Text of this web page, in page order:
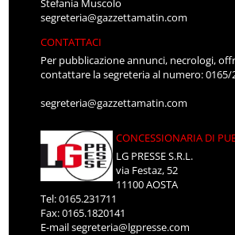
Stefania Muscolo
segreteria@gazzettamatin.com
CONTATTACI
Per pubblicazione annunci, necrologi,
contattare la segreteria al numero: 0165/
segreteria@gazzettamatin.com
CONCESSIONARIA DI
LG PRESSE S.R.L.
via Festaz, 52
11100 AOSTA
Tel: 0165.231711
Fax: 0165.1820141
E-mailsegreteria@lgpresse.com